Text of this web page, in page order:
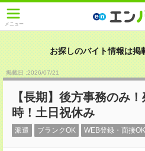
メニュー
お探しのバイト情報は掲
掲載日 :2026/07/21
【長期】後方事務のみ
時！土日祝休み
派遣 ブランクOK WEB登録・面接OK